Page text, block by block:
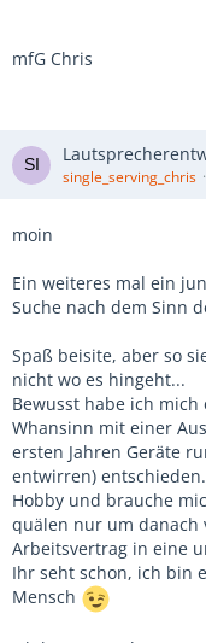
mfG Chris
single_serving_chris
moin
Ein weiteres mal ein
Suche nach dem Sinn
Spaß beisite, aber so
nicht wo es hingeht...
Bewusst habe ich
Whansinn mit einer
ersten Jahren Geräte
entwirren)
Hobby und brauche
quälen nur um danach
Arbeitsvertrag in eine
Ihr seht schon, ich bin
Mensch